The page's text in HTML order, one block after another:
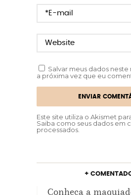
Salvar meus dados
a próxima vez que eu
Este site utiliza o Akismet
Saiba como seus dados em
processados
+
Conheça a